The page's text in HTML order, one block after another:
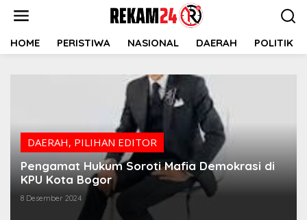
HOME PERISTIWA NASIONAL DAERAH POLITIK
DAERAH, PILIHAN EDITOR
Pengamat Hukum Soroti Mafia Demokrasi di
KPU Kota Bogor
8 Desember 2024